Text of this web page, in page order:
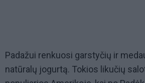
Padažui renkuosi garstyčių ir
natūralų jogurtą. Tokios likučių